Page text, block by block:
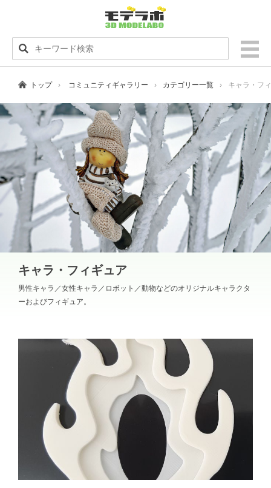
トップ コミュニティギャラリー カテゴリー一覧 キャラ・フ
キャラ・フィギュア
男性キャラ／女性キャラ／ロボット／動物などのオリジナルキャラクタ
ーおよびフィギュア。